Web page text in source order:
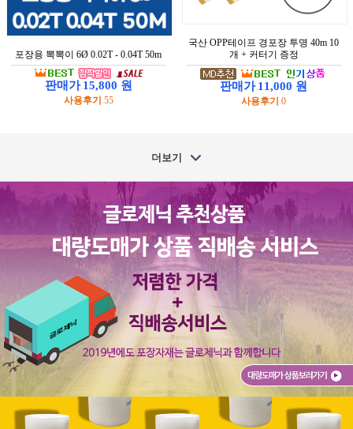
포장용 뽁뽁이 6Ø 0.02T - 0.04T 50m
판매가 : 15,800 원
사용후기 : 55
국산 OPP테이프 경포장 투명 40m 10
개 + 커터기 증정
판매가: 11,000 원
사용후기 : 0
더보기